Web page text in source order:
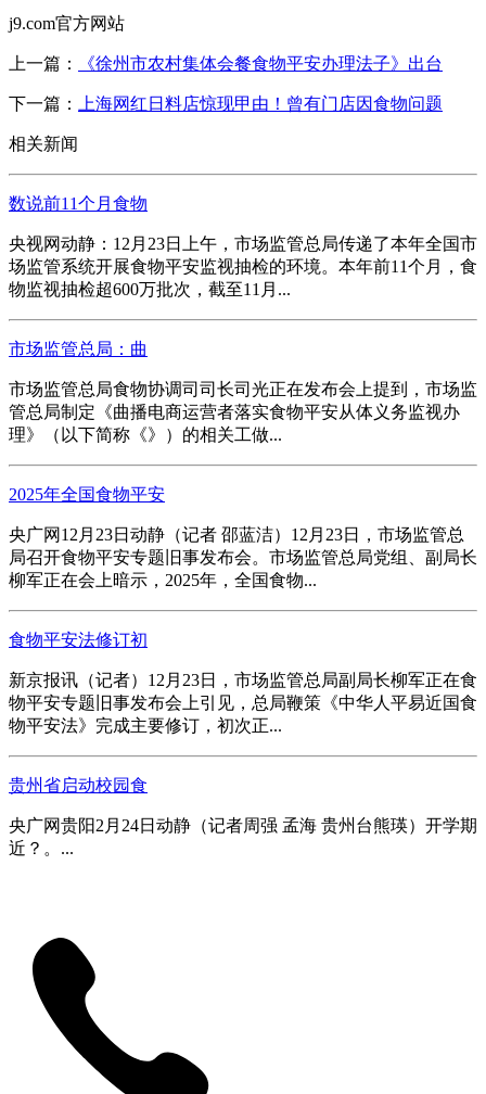
j9.com官方网站
上一篇： 《徐州市农村集体会餐食物平安办理法子》出台
下一篇： 上海网红日料店惊现甲由！曾有门店因食物问题
相关新闻
数说前11个月食物
央视网动静：12月23日上午，市场监管总局传递了本年全国市
场监管系统开展食物平安监视抽检的环境。本年前11个月，食
物监视抽检超600万批次，截至11月...
市场监管总局：曲
市场监管总局食物协调司司长司光正在发布会上提到，市场监
管总局制定《曲播电商运营者落实食物平安从体义务监视办
理》（以下简称《》）的相关工做...
2025年全国食物平安
央广网12月23日动静（记者 邵蓝洁）12月23日，市场监管总
局召开食物平安专题旧事发布会。市场监管总局党组、副局长
柳军正在会上暗示，2025年，全国食物...
食物平安法修订初
新京报讯（记者）12月23日，市场监管总局副局长柳军正在食
物平安专题旧事发布会上引见，总局鞭策《中华人平易近国食
物平安法》完成主要修订，初次正...
贵州省启动校园食
央广网贵阳2月24日动静（记者周强 孟海 贵州台熊瑛）开学期
近？。...